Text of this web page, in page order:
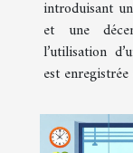
introduisant
et une
l’utilisation
est